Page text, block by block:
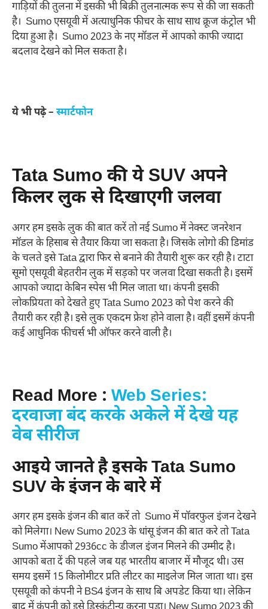
गाड़ियों की तुलना में इसकी भी बिक्री तुलनात्मक रूप से की जा सकती
है। Sumo एसयूवी में अत्याधुनिक फीचर के साथ साथ क्रूज कंट्रोल भी
दिया हुआ है। Sumo 2023 के नए मॉडल में आपको काफी ज्यादा
बदलाव देखने को मिल सकता है।
ये भी पढ़े – स्मार्टफोन
Tata Sumo की ये SUV अपने
किलर लुक से दिखाएगी जलवा
अगर हम इसके लुक की बात करें तो नई Sumo में नेक्स्ट जनरेशन
मॉडल के हिसाब से तैयार किया जा सकता है। जिसके लोगो की डिमांड
के चलते इसे Tata द्वारा फिर से बनाने की तैयारी शुरू कर रही है। टाटा
सूमो एसयूवी बेहतरीन लुक में सड़को पर जलवा दिखा सकती है। इसमें
आपको ज्यादा केबिन स्पेस भी मिल जाता था। कंपनी इसकी
लोकप्रियता को देखते हुए Tata Sumo 2023 को पेश करने की
तैयारी कर रही है। इसे लुक एकदम फ्रेश होने वाला है। वहीं इसमें कंपनी
कई आधुनिक फीचर्स भी ऑफर करने वाली है।
Read More : Web Series:
दरवाजा बंद करके अकेले में देखे यह
वेब सीरीज
आइये जानते है इसके Tata Sumo
SUV के इंजन के बारे में
अगर हम इसके इंजन की बात करें तो Sumo में पॉवरफुल इंजन देखने
को मिलेगा। New Sumo 2023 के धांसू इंजन की बात करे तो Tata
Sumo मेंआपको 2936cc के डीजल इंजन मिलने की उम्मीद है।
आपको बता दें की पहले जब यह भारतीय बाजार में मौजूद थी। उस
समय इसमें 15 किलोमीटर प्रति लीटर का माइलेज मिल जाता था। इस
एसयूवी को कंपनी ने BS4 इंजन के साथ बि अपडेट किया था। लेकिन